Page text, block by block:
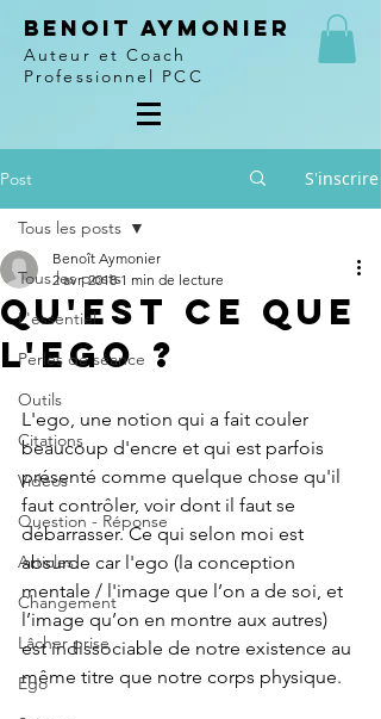
Benoit Aymonier
Auteur et Coach
Professionnel PCC
Post S'inscrire
Tous les posts
L'essentiel
Perles de séance
Outils
Citations
Vidéos
Question - Réponse
Articles
Changement
Lâcher prise
Ego
Tous les posts
Qu'est ce que
l'ego ?
Benoît Aymonier
2 avr. 2018 1 min de lecture
L'ego, une notion qui a fait couler
beaucoup d'encre et qui est parfois
présenté comme quelque chose qu'il
faut contrôler, voir dont il faut se
débarrasser. Ce qui selon moi est
absurde car l'ego (la conception
mentale / l'image que l’on a de soi, et
l’image qu’on en montre aux autres)
est indissociable de notre existence au
même titre que notre corps physique.